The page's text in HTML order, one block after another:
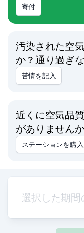
寄付
汚染された空
か？通り過ぎ
苦情を記入
近くに空気品
がありません
ステーションを購入
選択した期間